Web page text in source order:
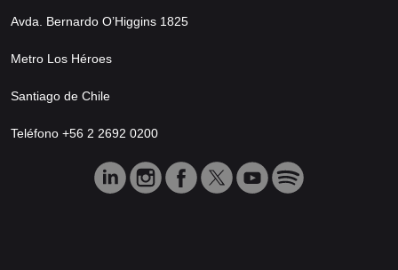
Avda. Bernardo O’Higgins 1825
Metro Los Héroes
Santiago de Chile
Teléfono +56 2 2692 0200